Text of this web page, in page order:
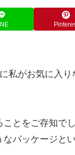
私がお気に入
ことをご存知
パッケージと